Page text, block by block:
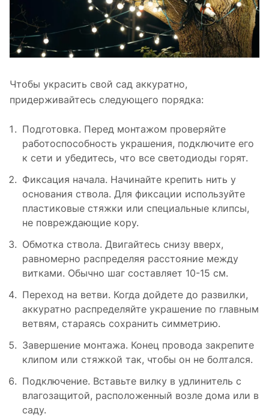
Чтобы украсить свой сад аккуратно,
придерживайтесь следующего порядка:
Подготовка. Перед монтажом проверяйте
работоспособность украшения, подключите его
к сети и убедитесь, что все светодиоды горят.
Фиксация начала. Начинайте крепить нить у
основания ствола. Для фиксации используйте
пластиковые стяжки или специальные клипсы,
не повреждающие кору.
Обмотка ствола. Двигайтесь снизу вверх,
равномерно распределяя расстояние между
витками. Обычно шаг составляет 10-15 см.
Переход на ветви. Когда дойдете до развилки,
аккуратно распределяйте украшение по главным
ветвям, стараясь сохранить симметрию.
Завершение монтажа. Конец провода закрепите
клипом или стяжкой так, чтобы он не болтался.
Подключение. Вставьте вилку в удлинитель с
влагозащитой, расположенный возле дома или в
саду.